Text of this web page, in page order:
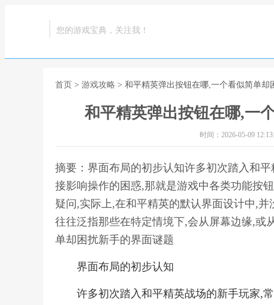
您的游戏宝典，关注我！
首页 > 游戏攻略 > 和平精英弹出按钮在哪,一个看似简单却
和平精英弹出按钮在哪,一
时间：2026-05-09
摘要：界面布局的初步认知许多初次踏入和
接影响操作的困惑,那就是游戏中各类功能按
疑问,实际上,在和平精英的默认界面设计中,
往往泛指那些在特定情境下,会从屏幕边缘,或
单却困扰新手的界面谜题
界面布局的初步认知
许多初次踏入和平精英战场的新手玩家,